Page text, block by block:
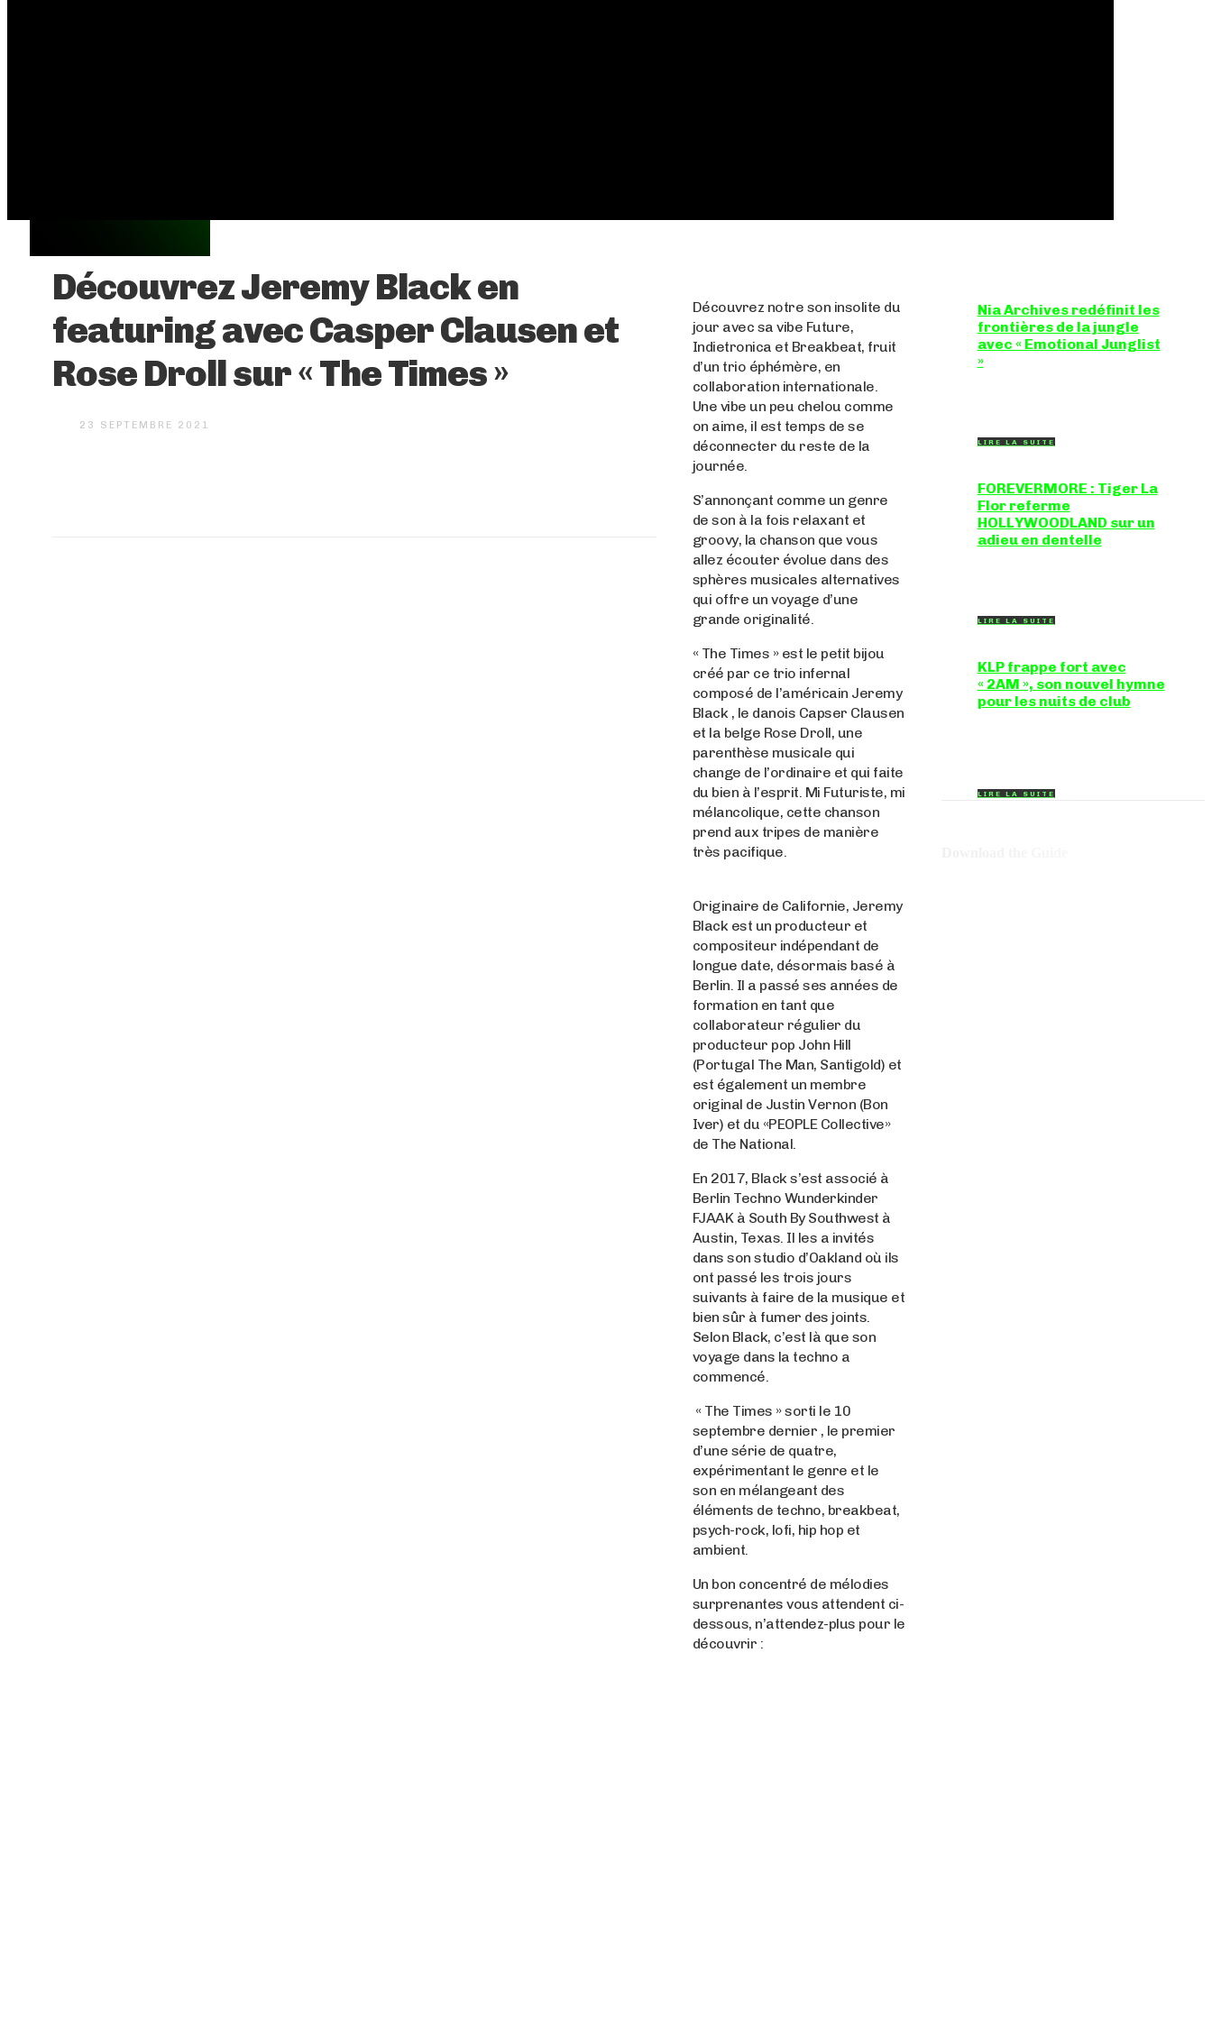
Découvrez Jeremy Black en
featuring avec Casper Clausen et
Rose Droll sur « The Times »
23 SEPTEMBRE 2021
Découvrez notre son insolite du
jour avec sa vibe Future,
Indietronica et Breakbeat, fruit
d’un trio éphémère, en
collaboration internationale.
Une vibe un peu chelou comme
on aime, il est temps de se
déconnecter du reste de la
journée.
S’annonçant comme un genre
de son à la fois relaxant et
groovy, la chanson que vous
allez écouter évolue dans des
sphères musicales alternatives
qui offre un voyage d’une
grande originalité.
« The Times » est le petit bijou
créé par ce trio infernal
composé de l’américain Jeremy
Black , le danois Capser Clausen
et la belge Rose Droll, une
parenthèse musicale qui
change de l’ordinaire et qui faite
du bien à l’esprit. Mi Futuriste, mi
mélancolique, cette chanson
prend aux tripes de manière
très pacifique.
Originaire de Californie, Jeremy
Black est un producteur et
compositeur indépendant de
longue date, désormais basé à
Berlin. Il a passé ses années de
formation en tant que
collaborateur régulier du
producteur pop John Hill
(Portugal The Man, Santigold) et
est également un membre
original de Justin Vernon (Bon
Iver) et du «PEOPLE Collective»
de The National.
En 2017, Black s’est associé à
Berlin Techno Wunderkinder
FJAAK à South By Southwest à
Austin, Texas. Il les a invités
dans son studio d’Oakland où ils
ont passé les trois jours
suivants à faire de la musique et
bien sûr à fumer des joints.
Selon Black, c’est là que son
voyage dans la techno a
commencé.
« The Times » sorti le 10
septembre dernier , le premier
d’une série de quatre,
expérimentant le genre et le
son en mélangeant des
éléments de techno, breakbeat,
psych-rock, lofi, hip hop et
ambient.
Un bon concentré de mélodies
surprenantes vous attendent ci-
dessous, n’attendez-plus pour le
découvrir :
Nia Archives redéfinit les
frontières de la jungle
avec « Emotional Junglist
»
LIRE LA SUITE
FOREVERMORE : Tiger La
Flor referme
HOLLYWOODLAND sur un
adieu en dentelle
LIRE LA SUITE
KLP frappe fort avec
« 2AM », son nouvel hymne
pour les nuits de club
LIRE LA SUITE